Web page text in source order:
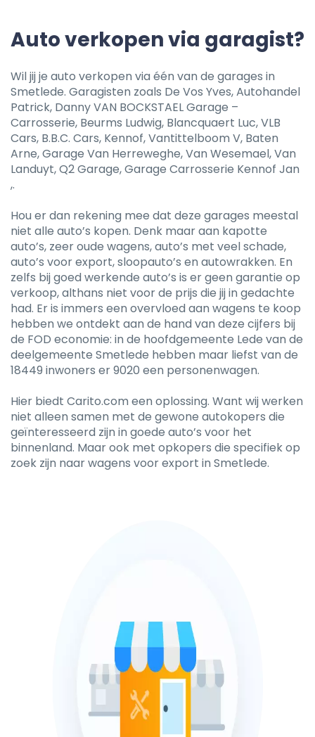
Auto verkopen via garagist?
Wil jij je auto verkopen via één van de garages in
Smetlede. Garagisten zoals De Vos Yves, Autohandel
Patrick, Danny VAN BOCKSTAEL Garage –
Carrosserie, Beurms Ludwig, Blancquaert Luc, VLB
Cars, B.B.C. Cars, Kennof, Vantittelboom V, Baten
Arne, Garage Van Herreweghe, Van Wesemael, Van
Landuyt, Q2 Garage, Garage Carrosserie Kennof Jan
,.
Hou er dan rekening mee dat deze garages meestal
niet alle auto’s kopen. Denk maar aan kapotte
auto’s, zeer oude wagens, auto’s met veel schade,
auto’s voor export, sloopauto’s en autowrakken. En
zelfs bij goed werkende auto’s is er geen garantie op
verkoop, althans niet voor de prijs die jij in gedachte
had. Er is immers een overvloed aan wagens te koop
hebben we ontdekt aan de hand van deze cijfers bij
de FOD economie: in de hoofdgemeente Lede van de
deelgemeente Smetlede hebben maar liefst van de
18449 inwoners er 9020 een personenwagen.
Hier biedt Carito.com een oplossing. Want wij werken
niet alleen samen met de gewone autokopers die
geïnteresseerd zijn in goede auto’s voor het
binnenland. Maar ook met opkopers die specifiek op
zoek zijn naar wagens voor export in Smetlede.